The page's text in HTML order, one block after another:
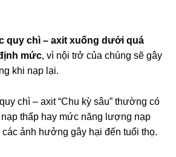
quy chì – axit xuống dưới quá
mức, vì nội trở của chúng sẽ gây
khi nạp lại.
chì – axit “Chu kỳ sâu” thường có
thấp hay mức năng lượng nạp
ảnh hưởng gây hại đến tuổi thọ.